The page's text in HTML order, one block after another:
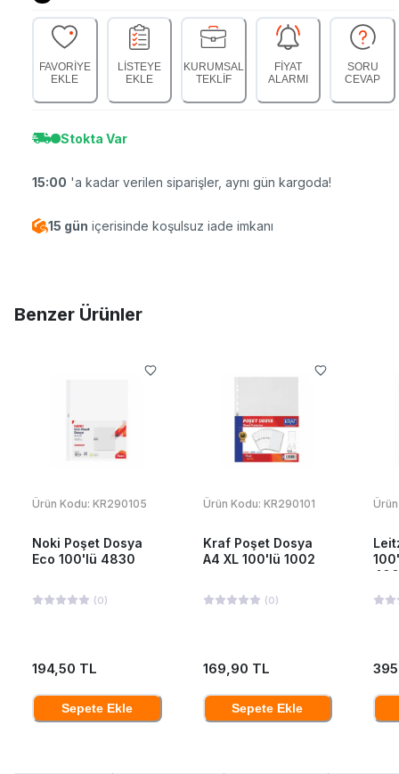
FAVORİYE
EKLE
LİSTEYE
EKLE
KURUMSAL
TEKLİF
FİYAT
ALARMI
SORU
CEVAP
Stokta Var
15:00 'a kadar verilen siparişler, aynı gün kargoda!
15 gün içerisinde koşulsuz iade imkanı
Benzer Ürünler
Ürün Kodu: KR290105
Noki Poşet Dosya
Eco 100'lü 4830
(0)
194,50 TL
Sepete Ekle
Ürün Kodu: KR290101
Kraf Poşet Dosya
A4 XL 100'lü 1002
(0)
169,90 TL
Sepete Ekle